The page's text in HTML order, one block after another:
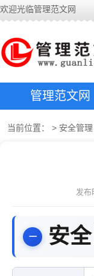
欢迎光临管理范文网
管理范文网
当前位置： > 安全管理
发布
安